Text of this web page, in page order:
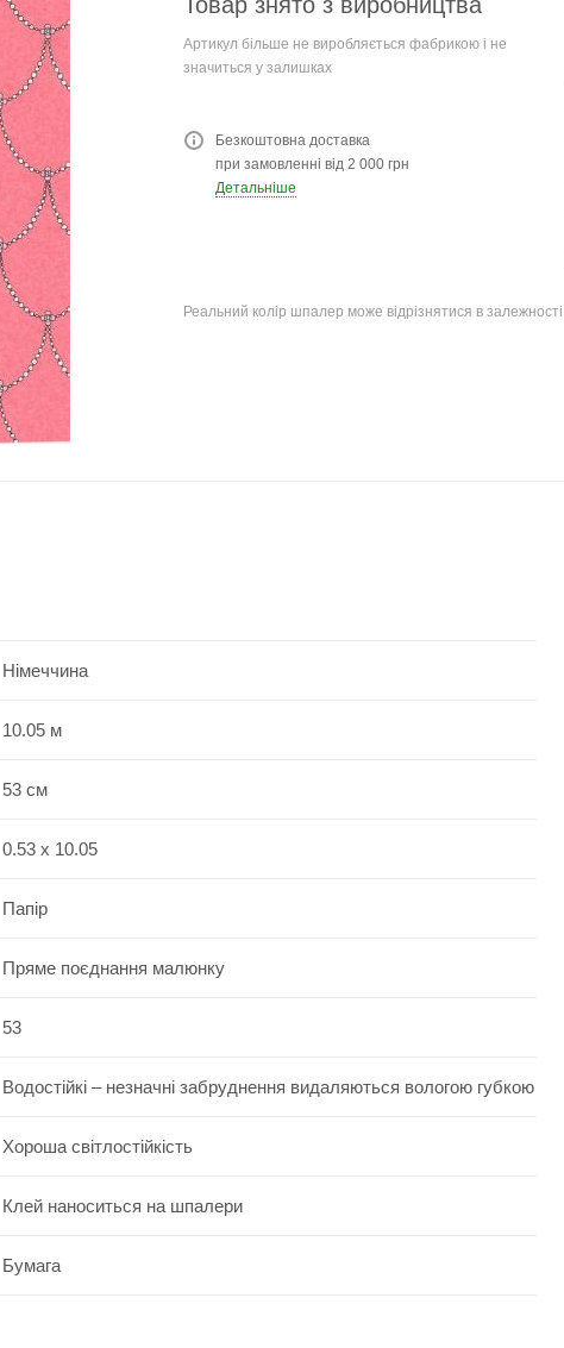
Артикул більше не виробляється фабрикою і не
значиться у залишках
Безкоштовна доставка
при замовленні від 2 000 грн
Детальніше
Реальний колір шпалер може відрізнятися в
Німеччина
10.05 м
53 см
0.53 x 10.05
Папір
Пряме поєднання малюнку
53
Водостійкі – незначні забруднення видаляються вологою губкою
Хороша світлостійкість
Клей наноситься на шпалери
Бумага